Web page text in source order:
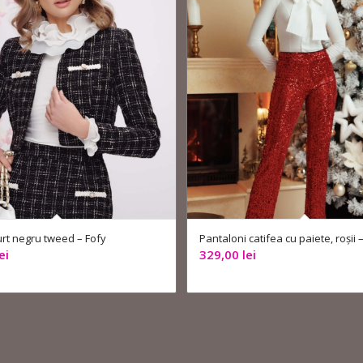
negru tweed – Fofy Pantaloni catifea cu paiete, roșii
329,00 lei